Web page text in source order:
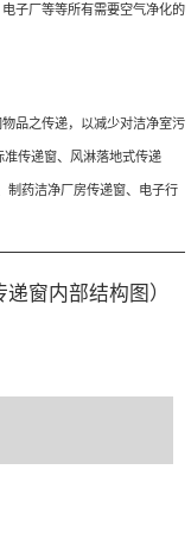
子厂等等所有需要空气净化的
品之传递，以减少对洁净室污
传递窗、风淋落地式传递
制药洁净厂房传递窗、电子行
窗内部结构图）